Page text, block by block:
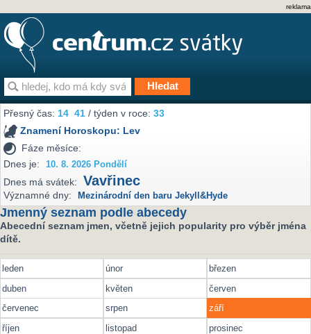
reklama
Přesný čas:14 41 / týden v roce:33
Znamení Horoskopu: Lev
Fáze měsíce:
Dnes je:
10. 8. 2026 Pondělí
Dnes má svátek: Vavřinec
Významné dny: Mezinárodní den baru Jekyll&Hyde
Jmenný seznam podle abecedy
Abecední seznam jmen, včetně jejich popularity pro výběr jména
dítě.
leden únor
březen
duben
květen
červen
červenec
srpen
září
říjen
listopad prosinec